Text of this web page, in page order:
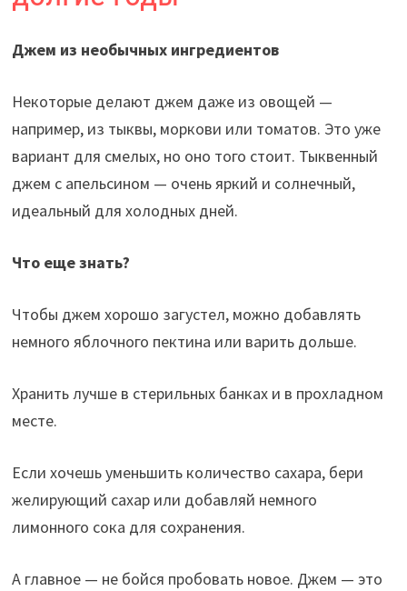
Джем из необычных ингредиентов
Некоторые делают джем даже из овощей —
например, из тыквы, моркови или томатов. Это уже
вариант для смелых, но оно того стоит. Тыквенный
джем с апельсином — очень яркий и солнечный,
идеальный для холодных дней.
Что еще знать?
Чтобы джем хорошо загустел, можно добавлять
немного яблочного пектина или варить дольше.
Хранить лучше в стерильных банках и в прохладном
месте.
Если хочешь уменьшить количество сахара, бери
желирующий сахар или добавляй немного
лимонного сока для сохранения.
А главное — не бойся пробовать новое. Джем — это